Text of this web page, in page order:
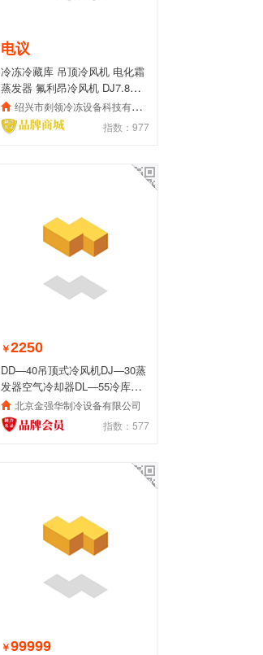
电议
冷冻冷藏库 吊顶冷风机 电化霜
蒸发器 氟利昂冷风机 DJ7.8—
40 绍兴市剡领冷冻设备科技有限公司
指数：977
￥2250
DD—40吊顶式冷风机DJ—30蒸
发器空气冷却器DL—55冷库内
机制冷设备
北京金强华制冷设备有限公司
指数：577
￥99999